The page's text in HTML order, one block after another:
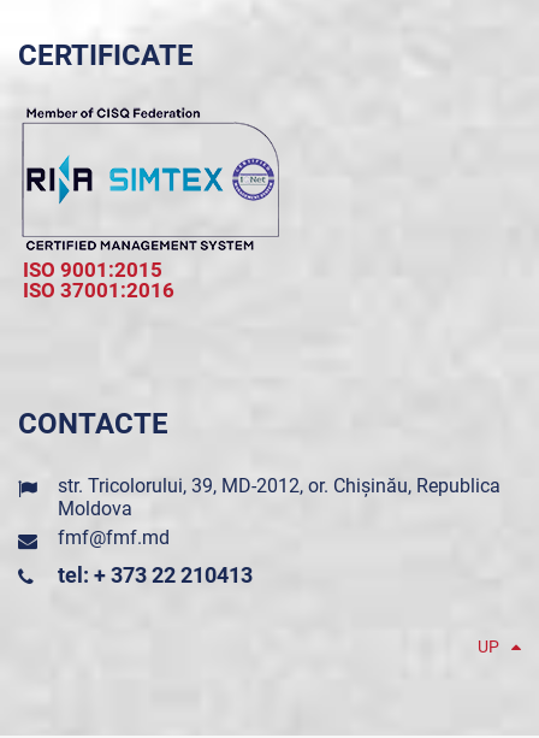
CERTIFICATE
ISO 9001:2015
ISO 37001:2016
CONTACTE
str. Tricolorului, 39, MD-2012, or. Chișinău, Republica
Moldova
fmf@fmf.md
tel: + 373 22 210413
UP